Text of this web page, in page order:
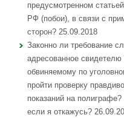
предусмотренном
РФ (побои), в связи с
сторон? 25.09.2018
Законно ли требование
адресованное свидетелю
обвиняемому по
пройти проверку
показаний на полиграфе?
если я откажусь?